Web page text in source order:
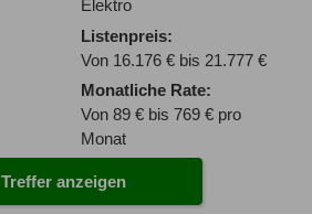
Elektro
Listenpreis:
Von 16.176 € bis 21.777 €
Monatliche Rate:
Von 89 € bis 769 € pro
Monat
Treffer anzeigen